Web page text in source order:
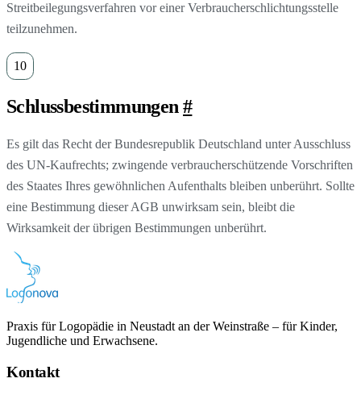
Streitbeilegungsverfahren vor einer Verbraucherschlichtungsstelle
teilzunehmen.
Schlussbestimmungen #
Es gilt das Recht der Bundesrepublik Deutschland unter Ausschluss
des UN-Kaufrechts; zwingende verbraucherschützende Vorschriften
des Staates Ihres gewöhnlichen Aufenthalts bleiben unberührt. Sollte
eine Bestimmung dieser AGB unwirksam sein, bleibt die
Wirksamkeit der übrigen Bestimmungen unberührt.
Praxis für Logopädie in Neustadt an der Weinstraße – für Kinder,
Jugendliche und Erwachsene.
Kontakt